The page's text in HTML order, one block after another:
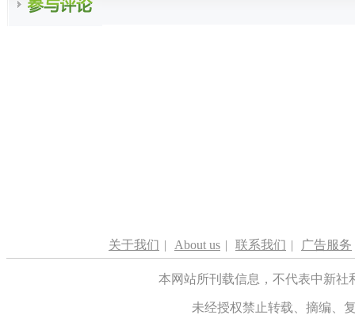
关于我们 | About us | 联系我们 | 广告服务
本网站所刊载信息，不代表中新
未经授权禁止转载、摘编、